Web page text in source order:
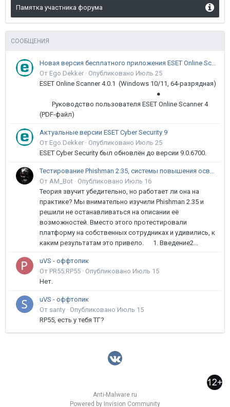
Памятка участника форума
СООБЩЕНИЯ
Новая версия бесплатного приложения ESET Online Scanner доступна пользователям
От Ego Dekker · Опубликовано Июль 25
ESET Online Scanner 4.0.1 (Windows 10/11, 64-разрядная)
●
Руководство пользователя ESET Online Scanner 4
(PDF-файл)
Актуальные версии ESET Cyber Security 9
От Ego Dekker · Опубликовано Июль 25
ESET Cyber Security был обновлён до версии 9.0.6700.
Тестирование Phishman 2.35, системы повышения осведомлённости пользователей в сфере ИБ
От AM_Bot · Опубликовано Июль 16
Теория звучит убедительно, но работает ли она на
практике? Мы внимательно изучили Phishman 2.35 и
решили не останавливаться на описании её
возможностей. Вместо этого протестировали
платформу на собственных сотрудниках и удивились, к
каким результатам это привело. 1. Введение2...
uVS - оффтопик
От PR55.RP55 · Опубликовано Июль 15
Нет.
uVS - оффтопик
От santy · Опубликовано Июль 15
RP55, есть у тебя ТГ?
Anti-Malware.ru
Powered by Invision Community